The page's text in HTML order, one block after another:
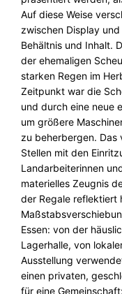
Auf diese Weise
zwischen Display
Behältnis und Inhalt.
der ehemaligen
starken Regen im
Zeitpunkt war die
und durch eine neue
um größere
zu beherbergen. Das
Stellen mit den
Landarbeiterinnen
materielles Zeugnis
der Regale reflektiert
Essen: von der
Lagerhalle, von
Ausstellung
einen privaten,
für eine